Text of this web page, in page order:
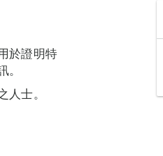
於證明特
士。